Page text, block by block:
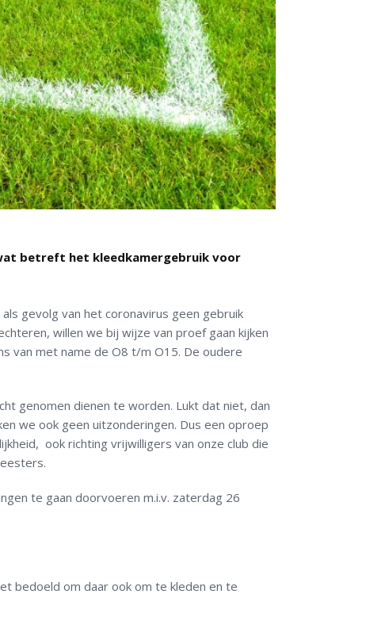
betreft het kleedkamergebruik voor
gevolg van het coronavirus geen gebruik
willen we bij wijze van proef gaan kijken
van met name de O8 t/m O15. De oudere
genomen dienen te worden. Lukt dat niet, dan
we ook geen uitzonderingen. Dus een oproep
ook richting vrijwilligers van onze club die
te gaan doorvoeren m.i.v. zaterdag 26
bedoeld om daar ook om te kleden en te